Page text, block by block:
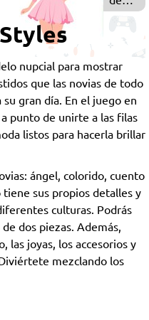
Vestir
Vestir
Barbie
nupcial para mostrar
que las novias de todo
gran día. En el juego en
punto de unirte a las filas
listos para hacerla brillar
ángel, colorido, cuento
tiene sus propios detalles y
culturas. Podrás
dos piezas. Además,
las joyas, los accesorios y
mezclando los